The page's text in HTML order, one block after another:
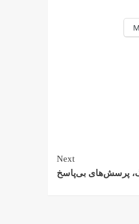
Next
پرسش‌های بی‌پاسخ